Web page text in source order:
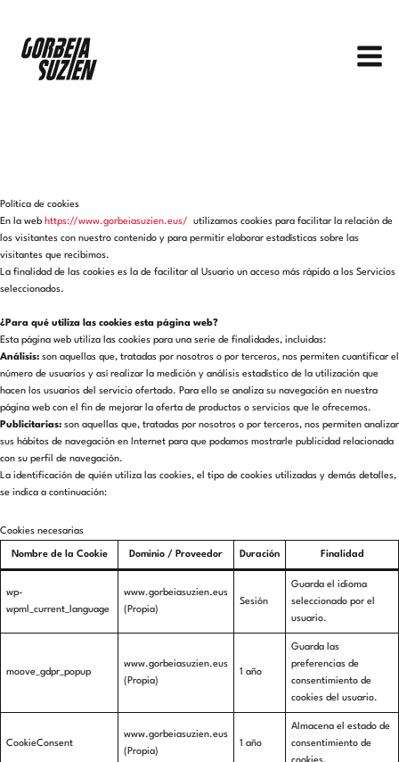
contenido
Política de cookies
En la web https://www.gorbeiasuzien.eus/ utilizamos cookies para facilitar la relación de
los visitantes con nuestro contenido y para permitir elaborar estadísticas sobre las
visitantes que recibimos.
La finalidad de las cookies es la de facilitar al Usuario un acceso más rápido a los Servicios
seleccionados.
¿Para qué utiliza las cookies esta página web?
Esta página web utiliza las cookies para una serie de finalidades, incluidas:
Análisis: son aquellas que, tratadas por nosotros o por terceros, nos permiten cuantificar el
número de usuarios y así realizar la medición y análisis estadístico de la utilización que
hacen los usuarios del servicio ofertado. Para ello se analiza su navegación en nuestra
página web con el fin de mejorar la oferta de productos o servicios que le ofrecemos.
Publicitarias: son aquellas que, tratadas por nosotros o por terceros, nos permiten analizar
sus hábitos de navegación en Internet para que podamos mostrarle publicidad relacionada
con su perfil de navegación.
La identificación de quién utiliza las cookies, el tipo de cookies utilizadas y demás detalles,
se indica a continuación:
Cookies necesarias
Nombre de la Cookie Dominio / Proveedor Duración Finalidad
wp-
wpml_current_language
www.gorbeiasuzien.eus
(Propia)
Sesión
Guarda el idioma
seleccionado por el
usuario.
moove_gdpr_popup
www.gorbeiasuzien.eus
(Propia)
1 año
Guarda las
preferencias de
consentimiento de
cookies del usuario.
CookieConsent
www.gorbeiasuzien.eus
(Propia)
1 año
Almacena el estado de
consentimiento de